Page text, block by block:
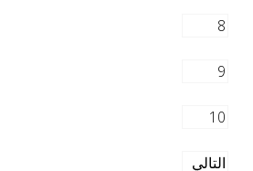
8
9
10
التالي